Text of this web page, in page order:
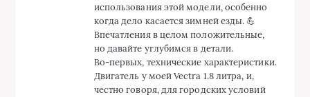
использования этой модели, особенно
когда дело касается зимней езды. 💪
Впечатления в целом положительные,
но давайте углубимся в детали.
Во-первых, технические характеристики.
Двигатель у моей Vectra 1.8 литра, и,
честно говоря, для городских условий